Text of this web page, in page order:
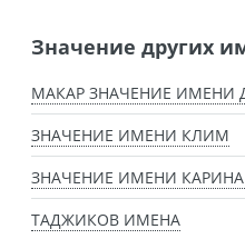
Значение других
МАКАР ЗНАЧЕНИЕ ИМЕНИ
ЗНАЧЕНИЕ ИМЕНИ КЛИМ
ЗНАЧЕНИЕ ИМЕНИ КАРИНА
ТАДЖИКОВ ИМЕНА